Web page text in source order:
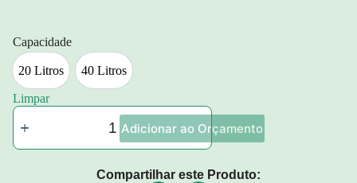
Capacidade
20 Litros20 Litros40 Litros
40 Litros
Limpar
Adicionar ao Orçamento
Compartilhar este Produto: